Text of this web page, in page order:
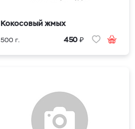
Кокосовый жмых
500 г. 450 ₽